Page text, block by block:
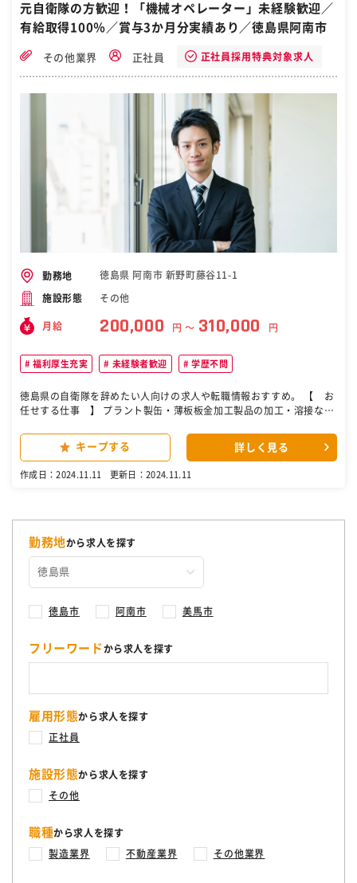
新人研修やグループ企業内研修も行っており、管理職へのキャリアア
ップも叶います。 もし業務で分からないことがあっても先輩たちが優
があなたを歓迎します ・施工管理8名 ・現場作業員5名 ・建設コンサ
ャリアアップ 技術士やRCCM、地質調査技士などの専門資格取得支援
あり！スキルアップを目指す方に最適な環境です。 ━━━【当社の紹
介】━━━ 美馬市にある当社は、斜面安定に関する調査・設計・工事
を中心に、災害現場の復旧対策などを行っています。また当社は東京
に本社を置くJCEホールディングスのグループ会社です。グループ会
社との強固なネットワークで安定成長中かつ、首都圏クラスの福利厚
生や 社内制度が揃っています。 ［自衛隊・転職・求人］
元自衛隊の方歓迎！「機械オペレーター」未経験歓迎／
有給取得100％／賞与3か月分実績あり／徳島県阿南市
その他業界 正社員 正社員採用特典対象求人
勤務地 徳島県 阿南市 新野町藤谷11-1
施設形態 その他
月給 200,000 円 〜 310,000 円
福利厚生充実 未経験者歓迎 学歴不問
徳島県の自衛隊を辞めたい人向けの求人や転職情報おすすめ。 【 お
任せする仕事 】 プラント製缶・薄板板金加工製品の加工・溶接など
は... ●プラント部材（鉄骨・架台・歩廊・配管） ●機械装置カバー、
機械部品 ●制御盤・キュービクル等のカバー 四国電力や日亜化学工業
ト 】 ○大きく重たい物はクレーンなどを使用 ⇒移動の負担はほとん
30代の若手も活躍中です！フランクな方が多く、気軽に意見を 言った
で、あなたもきっとすぐに馴染めるでしょう。 ［自衛隊・転職・求
キープする 詳しく見る
作成日：2024.11.11 更新日：2024.11.11
勤務地から求人を探す
徳島市 阿南市 美馬市
フリーワードから求人を探す
雇用形態から求人を探す
正社員
施設形態から求人を探す
その他
職種から求人を探す
製造業界 不動産業界 その他業界